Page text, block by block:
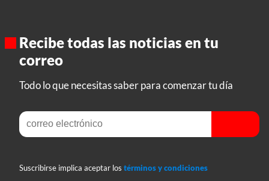
Recibe todas las noticias en tu
correo
Todo lo que necesitas saber para comenzar tu día
Suscribirse implica aceptar los términos y condiciones